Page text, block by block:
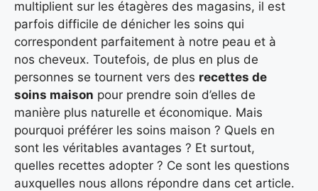
multiplient sur les étagères des magasins, il est
parfois difficile de dénicher les soins qui
correspondent parfaitement à notre peau et à
nos cheveux. Toutefois, de plus en plus de
personnes se tournent vers des recettes de
soins maison pour prendre soin d’elles de
manière plus naturelle et économique. Mais
pourquoi préférer les soins maison ? Quels en
sont les véritables avantages ? Et surtout,
quelles recettes adopter ? Ce sont les questions
auxquelles nous allons répondre dans cet article.